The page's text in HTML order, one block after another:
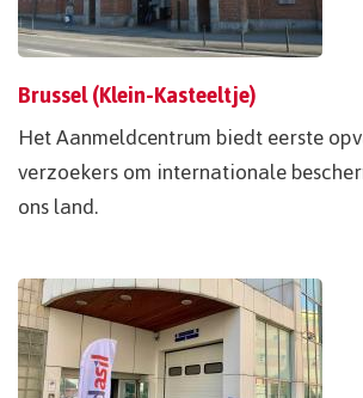
Brussel (Klein-Kasteeltje)
Het Aanmeldcentrum biedt eerste
verzoekers om internationale
ons land.